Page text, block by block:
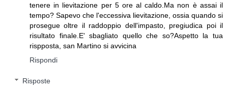
tenere in lievitazione per 5 ore al caldo.Ma non è assai il
tempo? Sapevo che l'eccessiva lievitazione, ossia quando si
prosegue oltre il raddoppio dell'impasto, pregiudica poi il
risultato finale.E' sbagliato quello che so?Aspetto la tua
rispposta, san Martino si avvicina
Rispondi
Risposte